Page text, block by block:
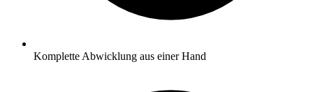
Komplette Abwicklung aus einer Hand